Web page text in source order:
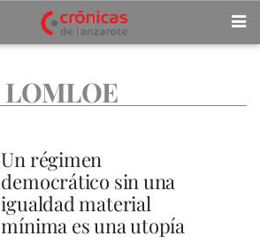
LOMLOE
Un régimen
democrático sin una
igualdad material
mínima es una utopía